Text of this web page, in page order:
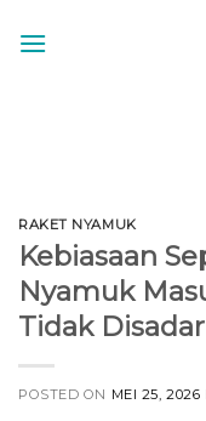
RAKET NYAMUK
Kebiasaan
Nyamuk
Tidak
POSTED ON MEI 25, 2026